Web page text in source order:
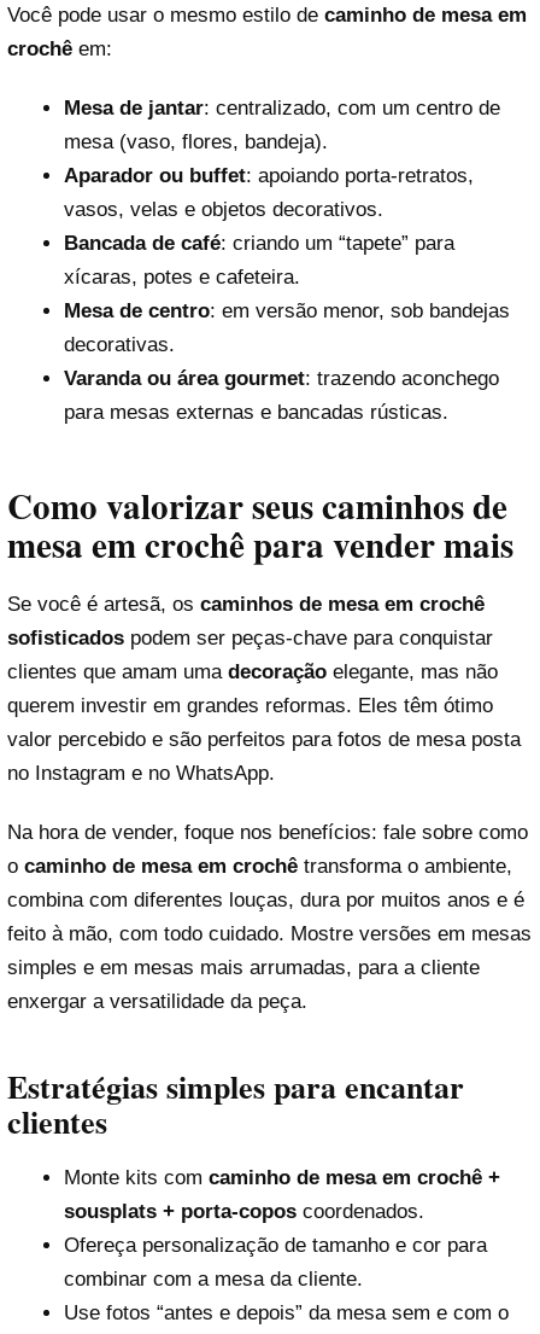
Você pode usar o mesmo estilo de caminho de mesa em
crochê em:
Mesa de jantar: centralizado, com um centro de
mesa (vaso, flores, bandeja).
Aparador ou buffet: apoiando porta-retratos,
vasos, velas e objetos decorativos.
Bancada de café: criando um “tapete” para
xícaras, potes e cafeteira.
Mesa de centro: em versão menor, sob bandejas
decorativas.
Varanda ou área gourmet: trazendo aconchego
para mesas externas e bancadas rústicas.
Como valorizar seus caminhos de
mesa em crochê para vender mais
Se você é artesã, os caminhos de mesa em crochê
sofisticados podem ser peças-chave para conquistar
clientes que amam uma decoração elegante, mas não
querem investir em grandes reformas. Eles têm ótimo
valor percebido e são perfeitos para fotos de mesa posta
no Instagram e no WhatsApp.
Na hora de vender, foque nos benefícios: fale sobre como
o caminho de mesa em crochê transforma o ambiente,
combina com diferentes louças, dura por muitos anos e é
feito à mão, com todo cuidado. Mostre versões em mesas
simples e em mesas mais arrumadas, para a cliente
enxergar a versatilidade da peça.
Estratégias simples para encantar
clientes
Monte kits com caminho de mesa em crochê +
sousplats + porta-coposcoordenados.
Ofereça personalização de tamanho e cor para
combinar com a mesa da cliente.
Use fotos “antes e depois” da mesa sem e com o